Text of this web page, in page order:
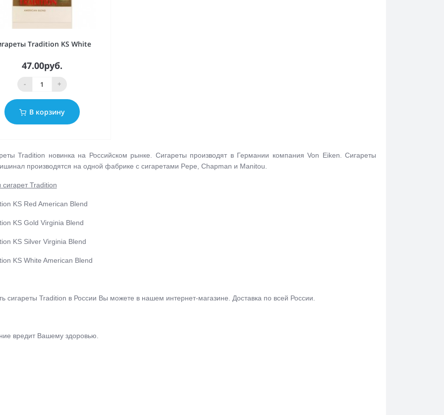
Tradition KS White
47.00руб.
- +
В корзину
Tradition новинка на Российском рынке. Сигареты производят в Германии компания Von Eiken. Сигареты
производятся на одной фабрике с сигаретами Pepe, Chapman и Manitou.
Tradition
KS Red American Blend
KS Gold Virginia Blend
KS Silver Virginia Blend
KS White American Blend
сигареты Tradition в России Вы можете в нашем интернет-магазине. Доставка по всей России.
вредит Вашему здоровью.